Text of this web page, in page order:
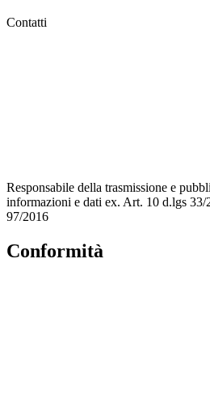
Contatti
Responsabile della trasmissione e
informazioni e dati ex. Art. 10 d.lgs 33/
97/2016
Conformità